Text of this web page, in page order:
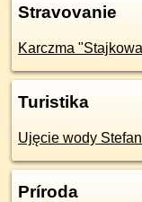
Stravovanie
Karczma
Turistika
Ujęcie wody
Príroda